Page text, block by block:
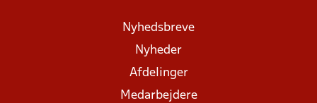
Nyhedsbreve
Nyheder
Afdelinger
Medarbejdere